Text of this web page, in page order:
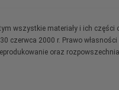
wszystkie materiały i ich
czerwca 2000 r. Prawo
oraz